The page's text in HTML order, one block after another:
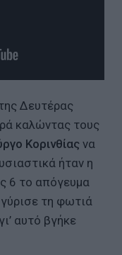
Δευτέρας
καλώντας τους
Κορινθίαςνα
ήταν η
6 το απόγευμα
τη φωτιά
αυτό βγήκε